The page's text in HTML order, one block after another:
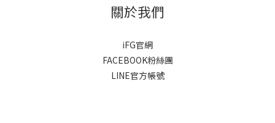
關於我們
iFG官網
FACEBOOK粉絲團
LINE官方帳號